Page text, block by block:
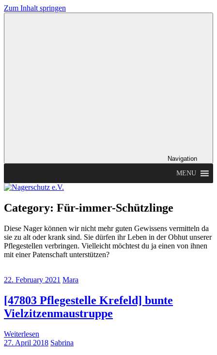
Zum Inhalt springen
Navigation
MENU
Category: Für-immer-Schützlinge
Diese Nager können wir nicht mehr guten Gewissens vermitteln da
sie zu alt oder krank sind. Sie dürfen ihr Leben in der Obhut unserer
Pflegestellen verbringen. Vielleicht möchtest du ja einen von ihnen
mit einer Patenschaft unterstützen?
22. February 2021 Mara
[47803 Pflegestelle Krefeld] bunte
Vielzitzenmaustruppe
Weiterlesen
27. April 2018 Sabrina